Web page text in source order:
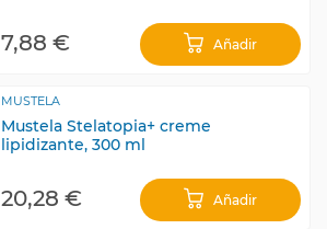
7,88 € Añadir
MUSTELA
Mustela Stelatopia+ creme
lipidizante, 300 ml
20,28 € Añadir